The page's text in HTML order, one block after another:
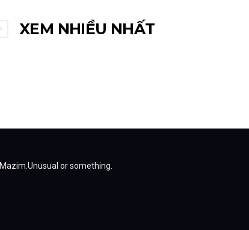
XEM NHIỀU NHẤT
Mazim.Unusual or something.